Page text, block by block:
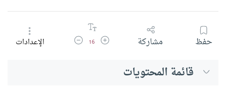
حفظ مشاركة زيادة حجم الخط
16 تقليل حجم الخطالإعدادات
قائمة المحتويات